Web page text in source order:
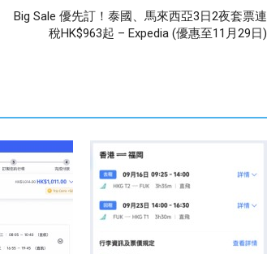
Big Sale 優先訂！泰國、馬來西亞3日2夜套票連
稅HK$963起 – Expedia (優惠至11月29日)